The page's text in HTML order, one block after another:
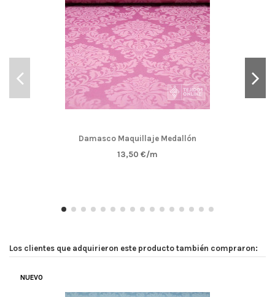
Damasco Maquillaje Medallón
13,50 €/m
Los clientes que adquirieron este producto también compraron:
NUEVO